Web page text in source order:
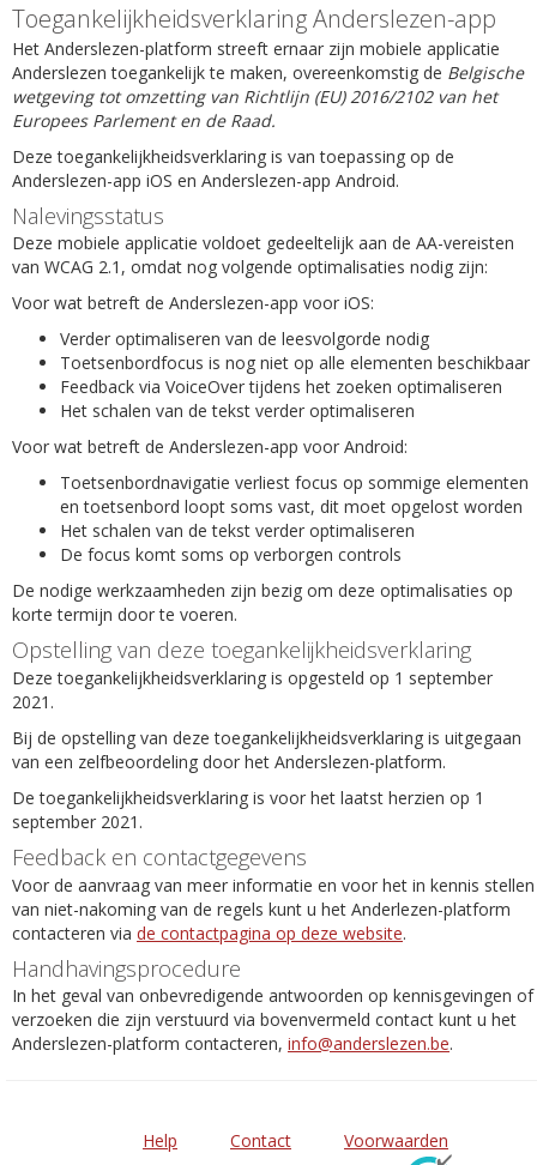
Toegankelijkheidsverklaring Anderslezen-app
Het Anderslezen-platform streeft ernaar zijn mobiele applicatie
Anderslezen toegankelijk te maken, overeenkomstig de Belgische
wetgeving tot omzetting van Richtlijn (EU) 2016/2102 van het
Europees Parlement en de Raad.
Deze toegankelijkheidsverklaring is van toepassing op de
Anderslezen-app iOS en Anderslezen-app Android.
Nalevingsstatus
Deze mobiele applicatie voldoet gedeeltelijk aan de AA-vereisten
van WCAG 2.1, omdat nog volgende optimalisaties nodig zijn:
Voor wat betreft de Anderslezen-app voor iOS:
Verder optimaliseren van de leesvolgorde nodig
Toetsenbordfocus is nog niet op alle elementen beschikbaar
Feedback via VoiceOver tijdens het zoeken optimaliseren
Het schalen van de tekst verder optimaliseren
Voor wat betreft de Anderslezen-app voor Android:
Toetsenbordnavigatie verliest focus op sommige elementen
en toetsenbord loopt soms vast, dit moet opgelost worden
Het schalen van de tekst verder optimaliseren
De focus komt soms op verborgen controls
De nodige werkzaamheden zijn bezig om deze optimalisaties op
korte termijn door te voeren.
Opstelling van deze toegankelijkheidsverklaring
Deze toegankelijkheidsverklaring is opgesteld op 1 september
2021.
Bij de opstelling van deze toegankelijkheidsverklaring is uitgegaan
van een zelfbeoordeling door het Anderslezen-platform.
De toegankelijkheidsverklaring is voor het laatst herzien op 1
september 2021.
Feedback en contactgegevens
Voor de aanvraag van meer informatie en voor het in kennis stellen
van niet-nakoming van de regels kunt u het Anderlezen-platform
contacteren via de contactpagina op deze website.
Handhavingsprocedure
In het geval van onbevredigende antwoorden op kennisgevingen of
verzoeken die zijn verstuurd via bovenvermeld contact kunt u het
Anderslezen-platform contacteren, info@anderslezen.be.
Help Contact
Voorwaarden